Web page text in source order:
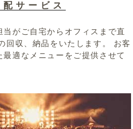
配サービス
がご自宅からオフィスまで直
回収、納品をいたします。 お客
適なメニューをご提供させて